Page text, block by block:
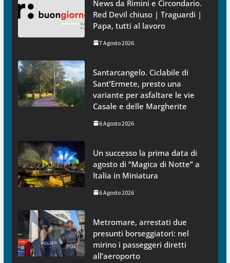
News da Rimini e Circondario.
Red Devil chiuso | Traguardi |
Papa, tutti al lavoro
7 Agosto 2026
Santarcangelo. Ciclabile di
Sant’Ermete, presto una
variante per asfaltare le vie
Casale e delle Margherite
6 Agosto 2026
Un successo la prima data di
agosto di “Magica di Notte” a
Italia in Miniatura
6 Agosto 2026
Metromare, arrestati due
presunti borseggiatori: nel
mirino i passeggeri diretti
all’aeroporto